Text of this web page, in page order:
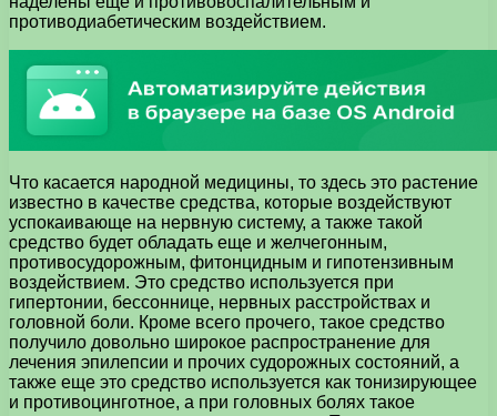
противодиабетическим воздействием.
Что касается народной медицины, то здесь это растение
известно в качестве средства, которые воздействуют
успокаивающе на нервную систему, а также такой
средство будет обладать еще и желчегонным,
противосудорожным, фитонцидным и гипотензивным
воздействием. Это средство используется при
гипертонии, бессоннице, нервных расстройствах и
головной боли. Кроме всего прочего, такое средство
получило довольно широкое распространение для
лечения эпилепсии и прочих судорожных состояний, а
также еще это средство используется как тонизирующее
и противоцинготное, а при головных болях такое